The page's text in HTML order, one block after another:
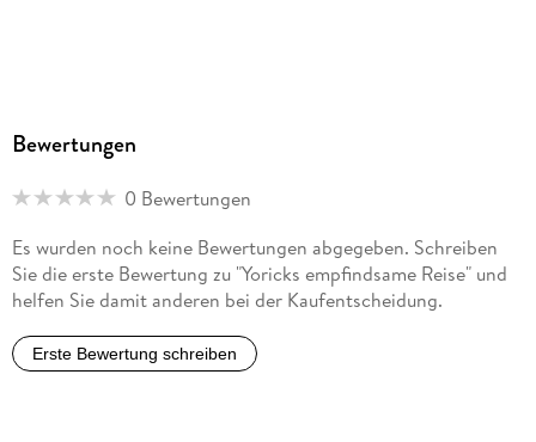
Bewertungen
0 Bewertungen
Es wurden noch keine Bewertungen abgegeben. Schreiben
Sie die erste Bewertung zu "Yoricks empfindsame Reise" und
helfen Sie damit anderen bei der Kaufentscheidung.
Erste Bewertung schreiben